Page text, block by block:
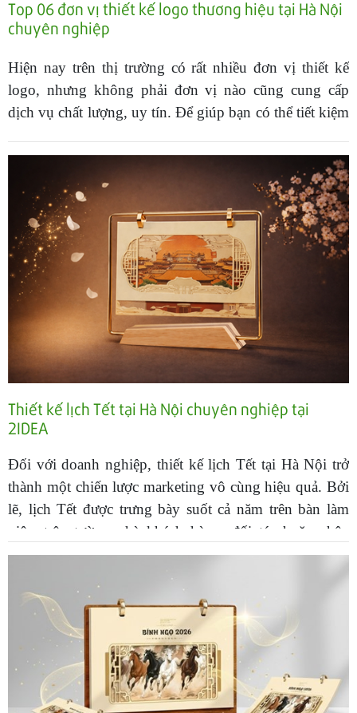
Top 06 đơn vị thiết kế logo thương hiệu tại Hà Nội
chuyên nghiệp
Hiện nay trên thị trường có rất nhiều đơn vị thiết kế
logo, nhưng không phải đơn vị nào cũng cung cấp
dịch vụ chất lượng, uy tín. Để giúp bạn có thể tiết kiệm
Hà Nội chuyên nghiệp. Hãy lưu ngay top 6 đơn vị
dưới đây nhé.
Thiết kế lịch Tết tại Hà Nội chuyên nghiệp tại
2IDEA
Đối với doanh nghiệp, thiết kế lịch Tết tại Hà Nội trở
thành một chiến lược marketing vô cùng hiệu quả. Bởi
lẽ, lịch Tết được trưng bày suốt cả năm trên bàn làm
việc, trên tường nhà khách hàng, đối tác hoặc nhân
viên. Do đó, đây là món quà thiết thực, bền lâu giúp
duy trì sự hiện diện thương hiệu, thúc đẩy sự ghi nhớ
và tăng độ tin cậy của doanh nghiệp trong lòng khách